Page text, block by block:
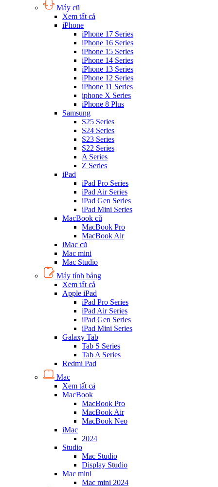
Máy cũ
Xem tất cả
iPhone
iPhone 17 Series
iPhone 16 Series
iPhone 15 Series
iPhone 14 Series
iPhone 13 Series
iPhone 12 Series
iPhone 11 Series
iphone X Series
iPhone 8 Plus
Samsung
S25 Series
S24 Series
S23 Series
S22 Series
A Series
Z Series
iPad
iPad Pro Series
iPad Air Series
iPad Gen Series
iPad Mini Series
MacBook cũ
MacBook Pro
MacBook Air
iMac cũ
Mac mini
Mac Studio
Máy tính bảng
Xem tất cả
Apple iPad
iPad Pro Series
iPad Air Series
iPad Gen Series
iPad Mini Series
Galaxy Tab
Tab S Series
Tab A Series
Redmi Pad
Mac
Xem tất cả
MacBook
MacBook Pro
MacBook Air
MacBook Neo
iMac
2024
Studio
Mac Studio
Display Studio
Mac mini
Mac mini 2024